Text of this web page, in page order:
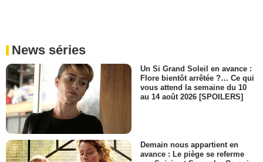
News séries
Un Si Grand Soleil en avance :
Flore bientôt arrêtée ?… Ce qui
vous attend la semaine du 10
au 14 août 2026 [SPOILERS]
Demain nous appartient en
avance : Le piège se referme